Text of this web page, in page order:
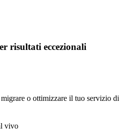
risultati eccezionali
o ottimizzare il tuo servizio di
vivo